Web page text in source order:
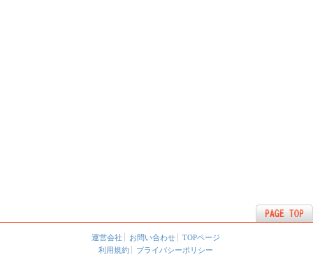
運営会社 お問い合わせ
TOPページ
利用規約
プライバシーポリシー